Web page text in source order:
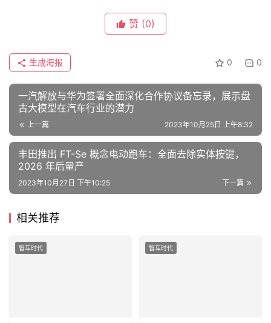
赞 (0)
0 0
生成海报
一汽解放与华为签署全面深化合作协议备忘录，展示盘
古大模型在汽车行业的潜力
上一篇 2023年10月25日 上午8:32
丰田推出 FT-Se 概念电动跑车：全面去除实体按键，
2026 年后量产
下一篇
2023年10月27日 下午10:25
相关推荐
智车时代 智车时代